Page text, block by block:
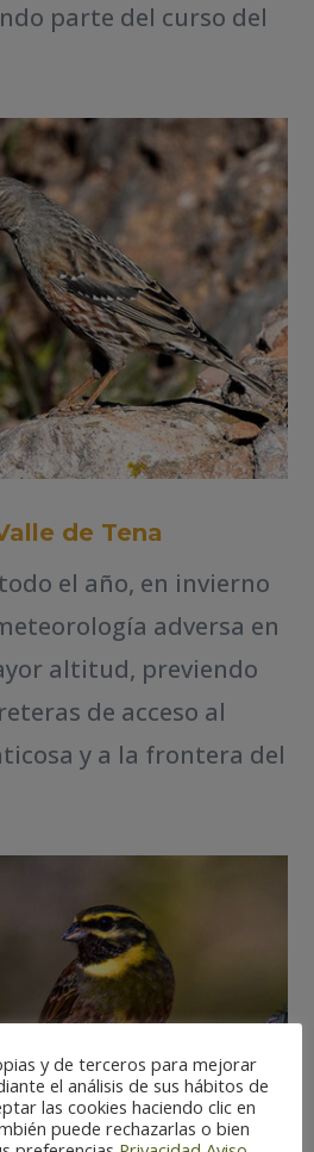
parte del curso del
de Tena
el año, en invierno
adversa en
altitud, previendo
de acceso al
y a la frontera del
y de terceros para mejorar
el análisis de sus hábitos de
las cookies haciendo clic en
puede rechazarlas o bien